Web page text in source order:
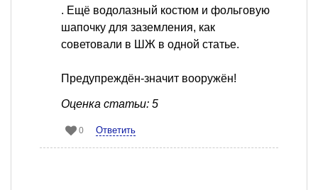
. Ещё водолазный костюм и фольговую
шапочку для заземления, как
советовали в ШЖ в одной статье.
Предупреждён-значит вооружён!
Оценка статьи: 5
0 Ответить